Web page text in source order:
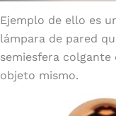
Ejemplo de ello es
lámpara de pared
semiesfera
objeto mismo.